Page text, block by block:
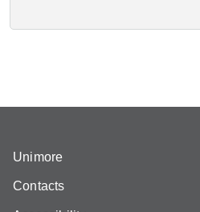
Unimore
Contacts